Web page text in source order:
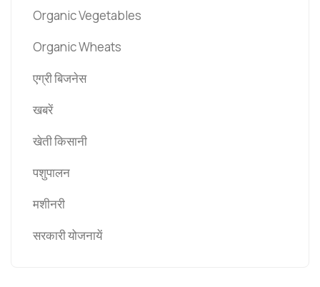
Organic Vegetables
Organic Wheats
एग्री बिजनेस
खबरें
खेती किसानी
पशुपालन
मशीनरी
सरकारी योजनायें